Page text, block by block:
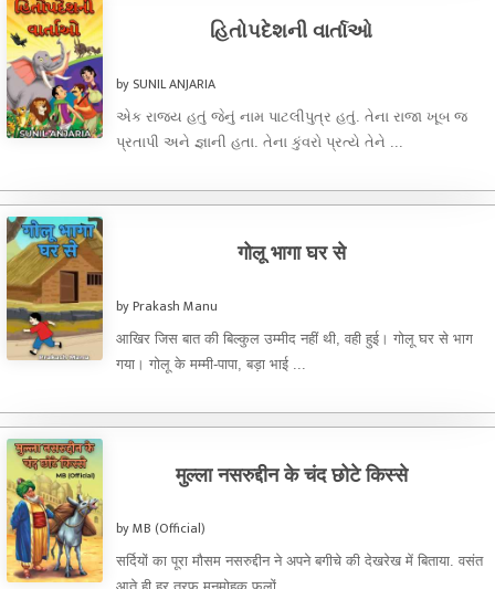
હિતોપદેશની વાર્તાઓ
by SUNIL ANJARIA
એક રાજ્ય હતું જેનું નામ પાટલીપુત્ર હતું. તેના રાજા ખૂબ જ
પ્રતાપી અને જ્ઞાની હતા. તેના કુંવરો પ્રત્યે તેને ...
गोलू भागा घर से
by Prakash Manu
आखिर जिस बात की बिल्कुल उम्मीद नहीं थी, वही हुई। गोलू घर से भाग
गया। गोलू के मम्मी-पापा, बड़ा भाई ...
मुल्ला नसरुद्दीन के चंद छोटे किस्से
by MB (Official)
सर्दियों का पूरा मौसम नसरुद्दीन ने अपने बगीचे की देखरेख में बिताया. वसंत